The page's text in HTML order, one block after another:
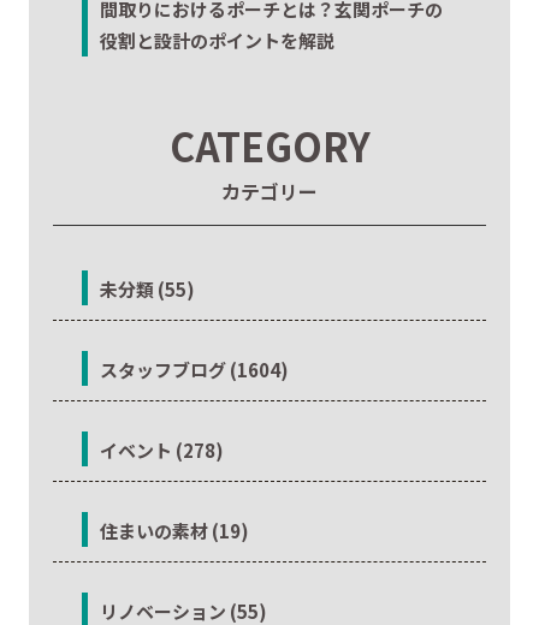
間取りにおけるポーチとは？玄関ポーチの
役割と設計のポイントを解説
CATEGORY
カテゴリー
未分類 (55)
スタッフブログ (1604)
イベント (278)
住まいの素材 (19)
リノベーション (55)